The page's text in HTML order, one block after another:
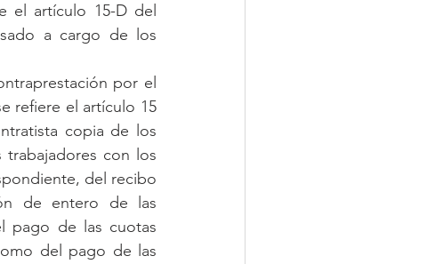
el artículo 15-D del
a cargo de los
por el
refiere el artículo 15
copia de los
con los
del recibo
de entero de las
pago de las cuotas
del pago de las